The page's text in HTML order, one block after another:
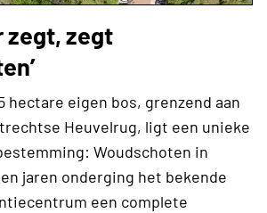
zegt, zegt
hectare eigen bos, grenzend aan
Heuvelrug, ligt een unieke
Woudschoten in
jaren onderging het bekende
een complete